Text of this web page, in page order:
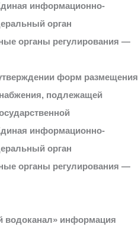
информационно-
орган
органы регулирования —
форм размещения
подлежащей
информационно-
орган
органы регулирования —
водоканал» информация